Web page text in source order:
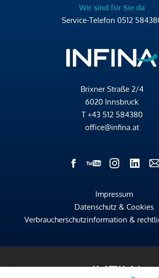
Wir sind für Sie da
Service-Telefon 0512
Brixner Straße 2/4
6020 Innsbruck
T +43 512 584380
office@infina.at
Impressum
Datenschutz & Cookies
Verbraucherschutzinformation &